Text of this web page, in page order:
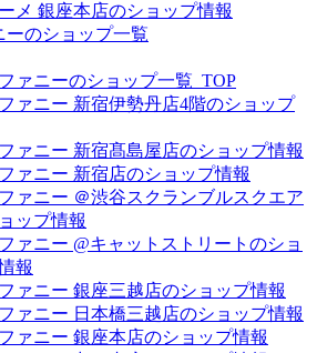
メ 銀座本店のショップ情報
ーのショップ一覧
ァニーのショップ一覧_TOP
ァニー 新宿伊勢丹店4階のショップ
ァニー 新宿髙島屋店のショップ情報
ァニー 新宿店のショップ情報
ァニー ＠渋谷スクランブルスクエア
ップ情報
ァニー @キャットストリートのショ
報
ァニー 銀座三越店のショップ情報
ァニー 日本橋三越店のショップ情報
ァニー 銀座本店のショップ情報